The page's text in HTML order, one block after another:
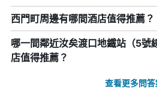
西門町周邊有哪間酒店值得推薦？
哪一間鄰近汝矣渡口地鐵站（5號
店值得推薦？
查看更多問